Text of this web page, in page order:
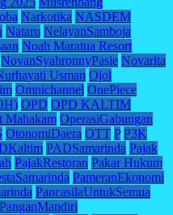
Narkotika NASDEM
Nataru NelayanSamboja
Noah Maratua Resort
NovanSyahronnyPasie Novarita
Usman Ojol
Omnichannel OnePiece
OPD OPD KALTIM
Mahakam OperasiGabungan
OtonomiDaera OTT P P3K
PADSamarinda Pajak
PajakRestoran Pakar Hukum
PameranEkonomi
PancasilaUntukSemua
PanganMandiri